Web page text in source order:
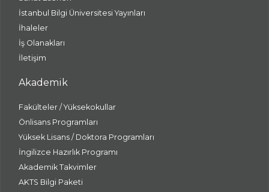
İstanbul Bilgi Üniversitesi Yayınları
İhaleler
İş Olanakları
İletişim
Akademik
Fakülteler / Yüksekokullar
Önlisans Programları
Yüksek Lisans / Doktora Programları
İngilizce Hazırlık Programı
Akademik Takvimler
AKTS Bilgi Paketi